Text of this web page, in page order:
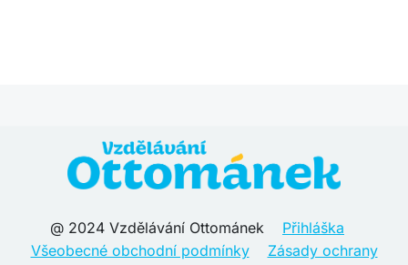
@ 2024 Vzdělávání Ottománek Přihláška
Všeobecné obchodní podmínky
Zásady ochrany